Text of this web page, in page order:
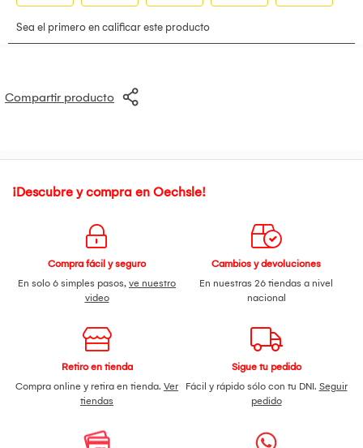
Compartir producto
¡Descubre y compra en Oechsle!
Compra fácil y seguro
En solo 6 simples pasos, ve nuestro
video
Cambios y devoluciones
En nuestras 26 tiendas a nivel
nacional
Retiro en tienda
Compra online y retira en tienda. Ver
tiendas
Sigue tu pedido
Fácil y rápido sólo con tu DNI. Seguir
pedido